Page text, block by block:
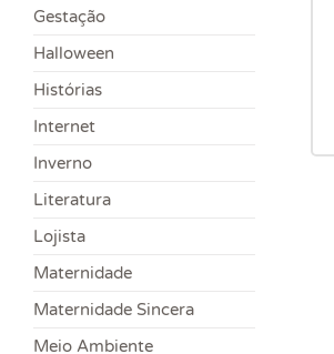
Gestação
Halloween
Histórias
Internet
Inverno
Literatura
Lojista
Maternidade
Maternidade Sincera
Meio Ambiente